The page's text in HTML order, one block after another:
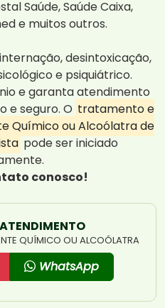
Saúde, Saúde Caixa,
e muitos outros.
desintoxicação,
e psiquiátrico.
e garanta atendimento
e seguro. O tratamento e
Químico ou Alcoólatra de
pode ser iniciado
conosco!
QUÍMICO OU ALCOÓLATRA
WhatsApp